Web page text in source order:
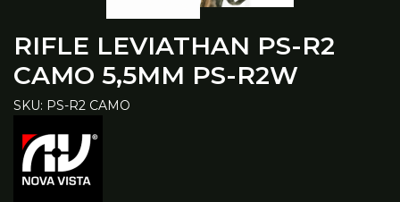
RIFLE LEVIATHAN PS-R2
CAMO 5,5MM PS-R2W
SKU: PS-R2 CAMO